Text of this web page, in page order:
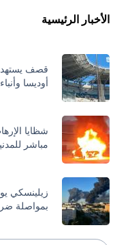
الأخبار الرئيسية
قصف
أوديسا
شظايا
مباشر
زيلينسكي
بمواصلة